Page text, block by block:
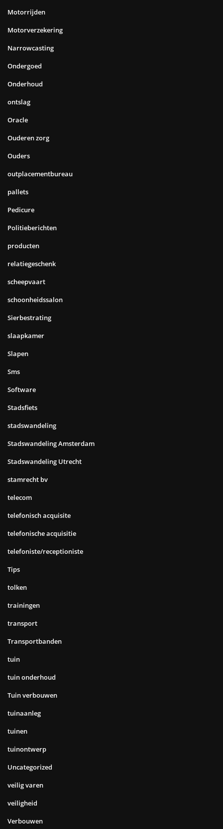
Motorrijden
Motorverzekering
Narrowcasting
Ondergoed
Onderhoud
ontslag
Oracle
Ouderen zorg
Ouders
outplacementbureau
pallets
Pedicure
Politieberichten
producten
relatiegeschenk
scheepvaart
schoonheidssalon
Sierbestrating
slaapkamer
Slapen
Sms
Software
Stadsfiets
stadswandeling
Stadswandeling Amsterdam
Stadswandeling Utrecht
stamrecht bv
telecom
telefonisch acquisite
telefonische acquisitie
telefoniste/receptioniste
Tips
tolken
trainingen
transport
Transportbanden
tuin
tuin onderhoud
Tuin verbouwen
tuinaanleg
tuinen
tuinontwerp
Uncategorized
veilig varen
veiligheid
Verbouwen